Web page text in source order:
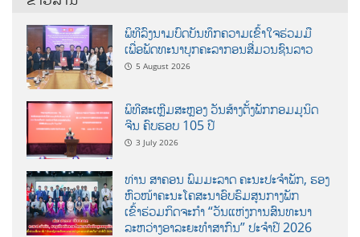
ພິທີລົງນາມບົດບັນທຶກຄວາມເຂົ້າໃຈຮ່ວມມື
ເພື່ອພັດທະນາບຸກຄະລາກອນສື່ມວນຊົນລາວ
5 August 2026
ພິທີສະເຫຼີມສະຫຼອງ ວັນສ້າງຕັ້ງພັກກອມມູນິດ
ຈີນ ຄົບຮອບ 105 ປີ
3 July 2026
ທ່ານ ສາຄອນ ພົມມະລາດ ຄະນະປະຈໍາພັກ, ຮອງ
ຫົວໜ້າຄະນະໂຄສະນາອົບຮົມສູນກາງພັກ
ເຂົ້າຮ່ວມກິດຈະກຳ “ວັນແຫ່ງການສົນທະນາ
ລະຫວ່າງອາລະຍະທຳສາກົນ” ປະຈຳປີ 2026